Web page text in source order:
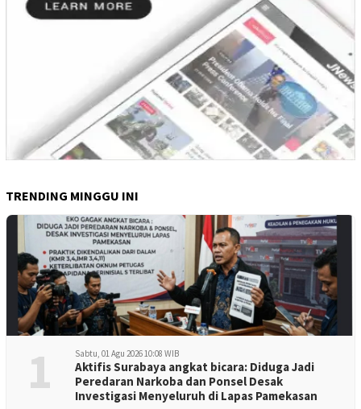
TRENDING MINGGU INI
1 Sabtu, 01 Agu 2026 10:08 WIB
Aktifis Surabaya angkat bicara: Diduga Jadi
Peredaran Narkoba dan Ponsel Desak
Investigasi Menyeluruh di Lapas Pamekasan